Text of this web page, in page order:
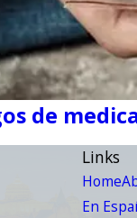
de
Links
Home
En